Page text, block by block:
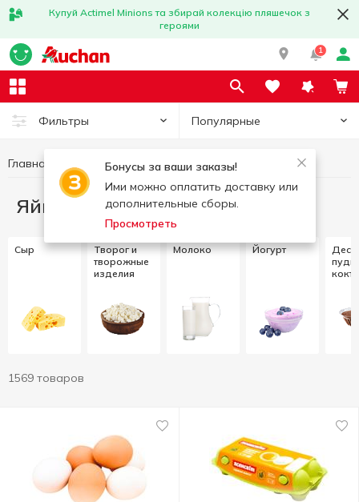
Купуй Actimel Minions та збирай колекцію пляшечок з
героями
1
Фильтры Популярные
Бонусы за ваши заказы!
Ими можно оплатить доставку или
дополнительные сборы.
Просмотреть
Главная Яйца и молочные продукты
Яйца и молочные продукты
Сыр
Творог и
творожные
изделия
Молоко Йогурт
1569 товаров